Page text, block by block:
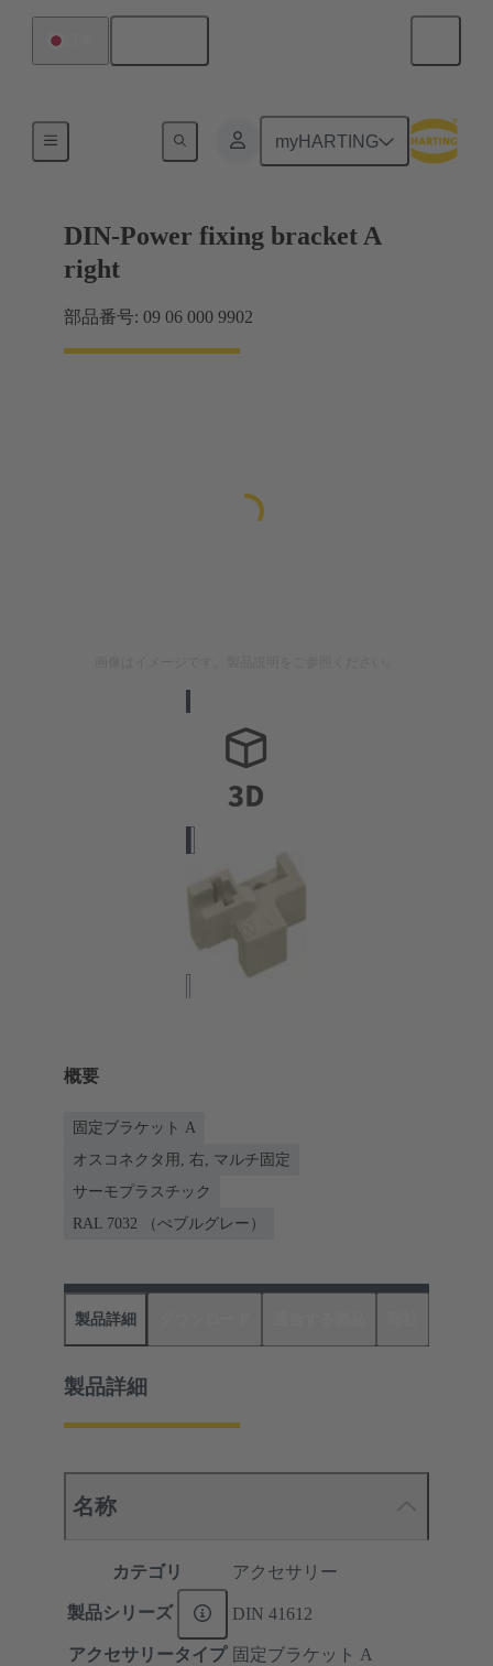
myHARTING
DIN-Power fixing bracket A
right
部品番号: 09 06 000 9902
概要
固定ブラケット A
オスコネクタ用, 右, マルチ固定
サーモプラスチック
RAL 7032 （ぺブルグレー）
製品詳細
製品詳細
名称
カテゴリ アクセサリー
製品シリーズ DIN 41612
アクセサリータイプ 固定ブラケット A